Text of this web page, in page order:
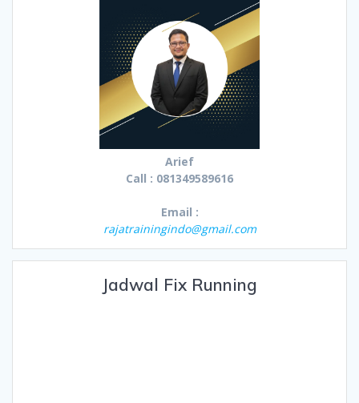
Arief
Call : 081349589616
Email :
rajatrainingindo@gmail.com
Jadwal Fix Running